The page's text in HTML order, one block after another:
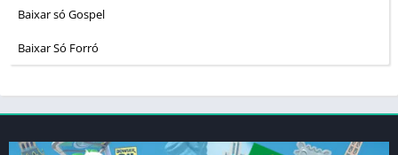
Baixar só Gospel
Baixar Só Forró